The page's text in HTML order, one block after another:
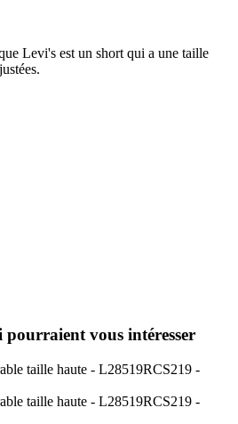
Levi's est un short qui a une taille
vous intéresser